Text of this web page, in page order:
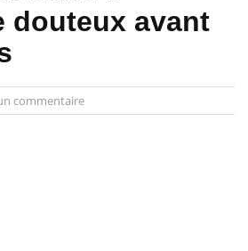
douteux avant
commentaire